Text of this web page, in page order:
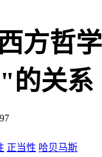
方哲
的关系
正当性 哈贝马斯